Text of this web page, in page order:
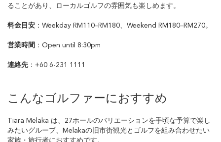
ることがあり、ローカルゴルフの雰囲気も楽しめます。
料金目安 ：Weekday RM110–RM180、Weekend RM180–RM270。
営業時間 ：Open until 8:30pm
連絡先：+60 6-231 1111
こんなゴルファーにおすすめ
Tiara Melaka は、27ホールのバリエーションを手頃な予算で楽し
みたいグループ、Melakaの旧市街観光とゴルフを組み合わせたい
家族・旅行者におすすめです。